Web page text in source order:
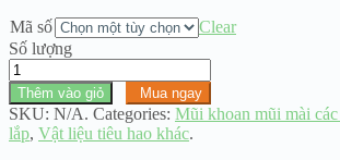
Mã số
Clear
Số lượng
Mũi
mài
Zirconia
các
size
Thêm vào giỏ Mua ngay
SKU: N/A. Categories: Mũi khoan mũi mài
lắp, Vật liệu tiêu hao khác.